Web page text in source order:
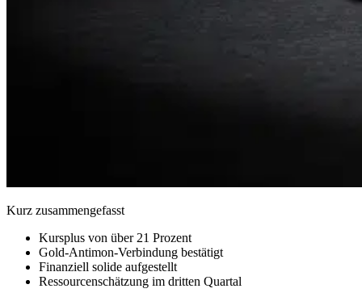
Kurz zusammengefasst
Kursplus von über 21 Prozent
Gold-Antimon-Verbindung bestätigt
Finanziell solide aufgestellt
Ressourcenschätzung im dritten Quartal